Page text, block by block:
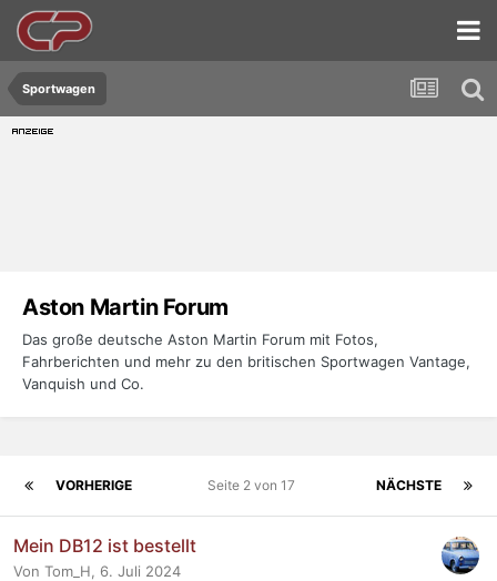
Sportwagen
Aston Martin Forum
Das große deutsche Aston Martin Forum mit Fotos,
Fahrberichten und mehr zu den britischen Sportwagen Vantage,
Vanquish und Co.
VORHERIGE NÄCHSTE
Seite 2 von 17
Mein DB12 ist bestellt
Von Tom_H, 6. Juli 2024